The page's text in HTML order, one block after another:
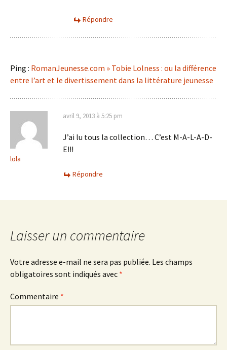
Répondre
Ping : RomanJeunesse.com » Tobie Lolness : ou la différence
entre l’art et le divertissement dans la littérature jeunesse
lola
avril 9, 2013 à 5:25 pm
J’ai lu tous la collection… C’est M-A-L-A-D-
E!!!
Répondre
Laisser un commentaire
Votre adresse e-mail ne sera pas publiée. Les champs
obligatoires sont indiqués avec *
Commentaire *